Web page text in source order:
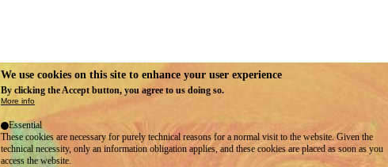
We use cookies on this site to enhance your user experience
By clicking the Accept button, you agree to us doing so.
More info
Essential
These cookies are necessary for purely technical reasons for a normal visit to the website. Given the
technical necessity, only an information obligation applies, and these cookies are placed as soon as you
access the website.